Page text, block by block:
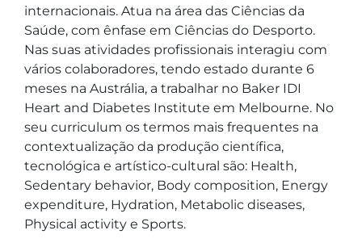
internacionais. Atua na área das Ciências da
Saúde, com ênfase em Ciências do Desporto.
Nas suas atividades profissionais interagiu com
vários colaboradores, tendo estado durante 6
meses na Austrália, a trabalhar no Baker IDI
Heart and Diabetes Institute em Melbourne. No
seu curriculum os termos mais frequentes na
contextualização da produção científica,
tecnológica e artístico-cultural são: Health,
Sedentary behavior, Body composition, Energy
expenditure, Hydration, Metabolic diseases,
Physical activity e Sports.